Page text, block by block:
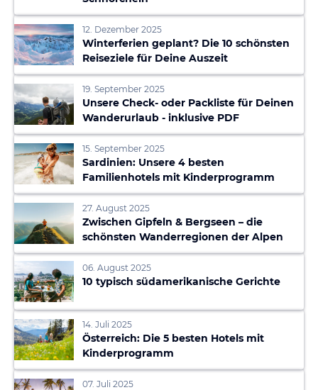
12. Dezember 2025
Winterferien geplant? Die 10 schönsten
Reiseziele für Deine Auszeit
19. September 2025
Unsere Check- oder Packliste für Deinen
Wanderurlaub - inklusive PDF
15. September 2025
Sardinien: Unsere 4 besten
Familienhotels mit Kinderprogramm
27. August 2025
Zwischen Gipfeln & Bergseen – die
schönsten Wanderregionen der Alpen
06. August 2025
10 typisch südamerikanische Gerichte
14. Juli 2025
Österreich: Die 5 besten Hotels mit
Kinderprogramm
07. Juli 2025